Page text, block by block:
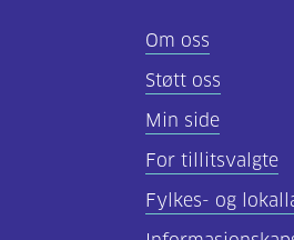
Om oss
Støtt oss
Min side
For tillitsvalgte
Fylkes- og